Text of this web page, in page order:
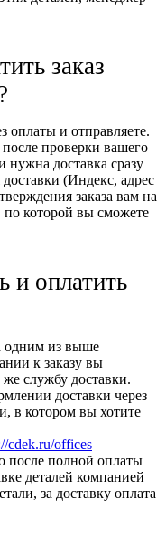
заказ
оплаты и отправляете.
проверки вашего
доставка сразу
(Индекс, адрес
заказа вам на
по которой вы сможете
и оплатить
одним из выше
к заказу вы
службу доставки.
доставки через
в котором вы хотите
cdek.ru/offices
после полной оплаты
деталей компанией
за доставку оплата